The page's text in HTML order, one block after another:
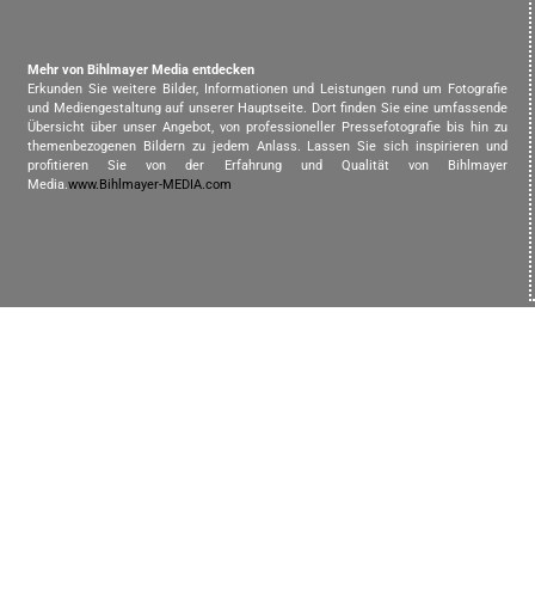
Mehr von Bihlmayer Media entdecken
Erkunden Sie weitere Bilder, Informationen und Leistungen rund um Fotografie
und Mediengestaltung auf unserer Hauptseite. Dort finden Sie eine umfassende
Übersicht über unser Angebot, von professioneller Pressefotografie bis hin zu
themenbezogenen Bildern zu jedem Anlass. Lassen Sie sich inspirieren und
profitieren Sie von der Erfahrung und Qualität von Bihlmayer
Media.www.Bihlmayer-MEDIA.com